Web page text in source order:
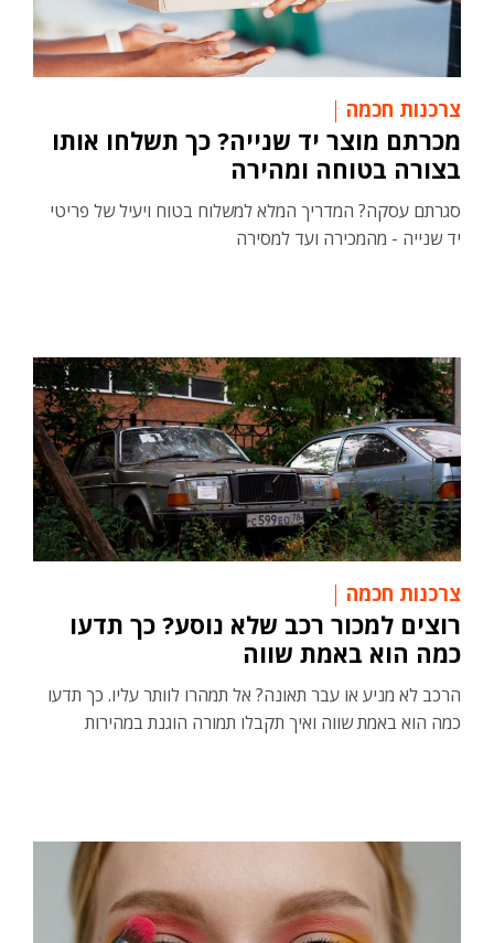
צרכנות חכמה
מכרתם מוצר יד שנייה? כך תשלחו אותו
בצורה בטוחה ומהירה
סגרתם עסקה? המדריך המלא למשלוח בטוח ויעיל של פריטי
יד שנייה - מהמכירה ועד למסירה
צרכנות חכמה
רוצים למכור רכב שלא נוסע? כך תדעו
כמה הוא באמת שווה
הרכב לא מניע או עבר תאונה? אל תמהרו לוותר עליו. כך תדעו
כמה הוא באמת שווה ואיך תקבלו תמורה הוגנת במהירות